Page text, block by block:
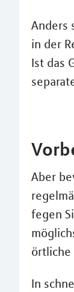
Anders
in der
Ist das
Aber
fegen
örtliche
In